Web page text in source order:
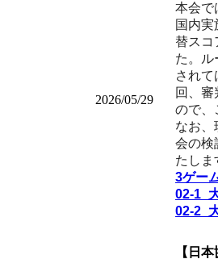
2026/05/29
本会で
国内
替スコ
た。ル
され
回、
ので、
なお、
会の検
たしま
3ゲー
02-1_
02-2_
【日